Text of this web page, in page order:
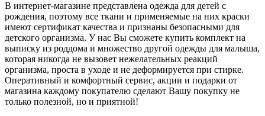
В интернет-магазине представлена одежда для детей с
рождения, поэтому все ткани и применяемые на них краски
имеют сертификат качества и признаны безопасными для
детского организма. У нас Вы сможете купить комплект на
выписку из роддома и множество другой одежды для малыша,
которая никогда не вызовет нежелательных реакций
организма, проста в уходе и не деформируется при стирке.
Оперативный и комфортный сервис, акции и подарки от
магазина каждому покупателю сделают Вашу покупку не
только полезной, но и приятной!